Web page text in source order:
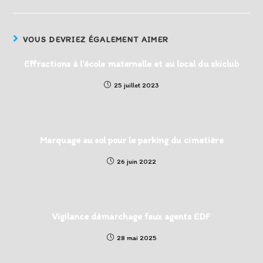
VOUS DEVRIEZ ÉGALEMENT AIMER
Effractions à l’école maternelle et au local du skiclub
25 juillet 2023
Marquage au sol pour le parking du cimetière
26 juin 2022
Vigilance démarchage faux agents EDF
28 mai 2025